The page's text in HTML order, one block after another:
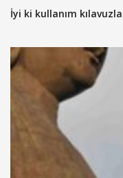
İyi ki kullanım